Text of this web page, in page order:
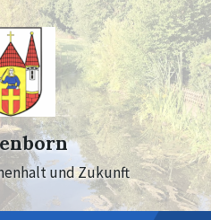
und Zukunft